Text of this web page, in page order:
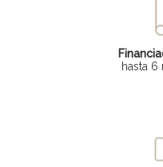
hasta 6